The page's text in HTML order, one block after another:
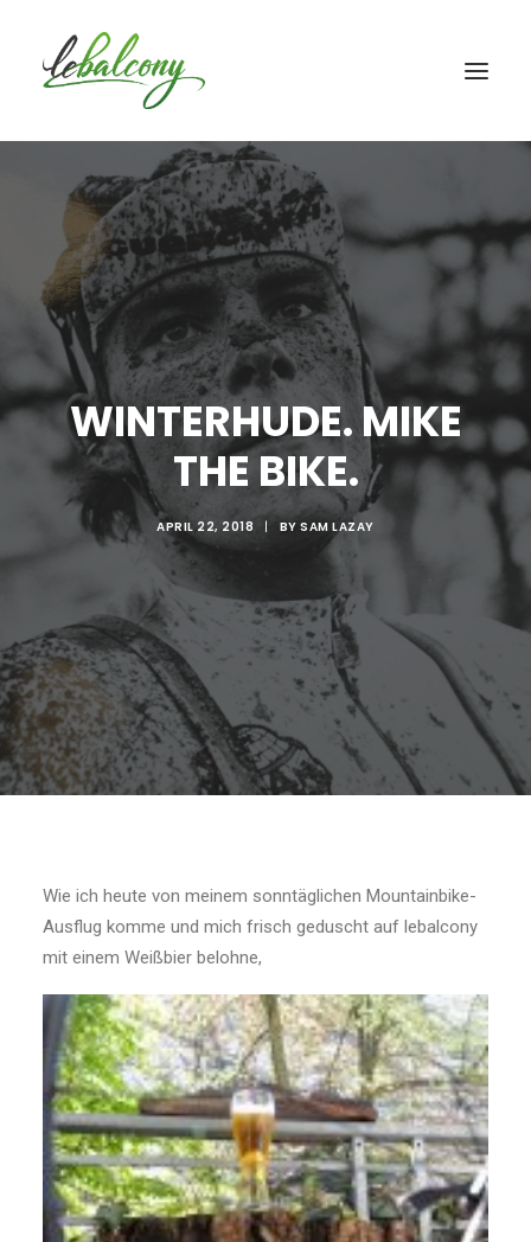
WINTERHUDE. MIKE
THE BIKE.
APRIL 22, 2018 | BYSAM LAZAY
Wie ich heute von meinem sonntäglichen Mountainbike-
Ausflug komme und mich frisch geduscht auf lebalcony
mit einem Weißbier belohne,